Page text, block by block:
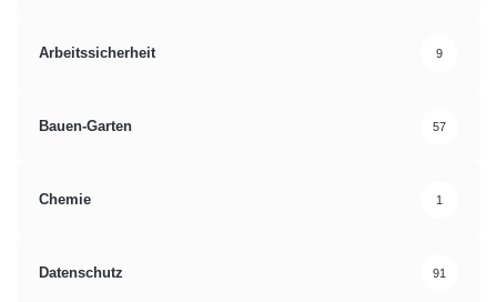
Arbeitssicherheit 9
Bauen-Garten 57
Chemie 1
Datenschutz 91